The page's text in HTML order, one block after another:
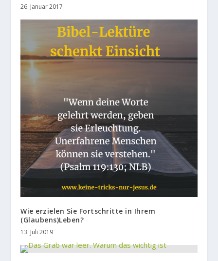
26. Januar 2017
Wie erzielen Sie Fortschritte in Ihrem
(Glaubens)Leben?
13. Juli 2019